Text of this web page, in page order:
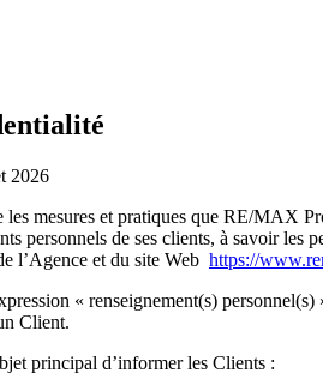
2026
mesures et pratiques que RE/MAX
personnels de ses clients, à savoir
l’Agence et du site Web https://
« renseignement(s)
Client.
principal d’informer les Clients :